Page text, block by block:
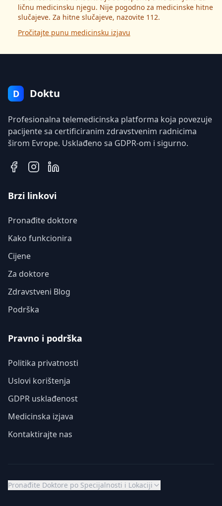
ličnu medicinsku njegu. Nije pogodno za medicinske hitne
slučajeve. Za hitne slučajeve, nazovite 112.
Pročitajte punu medicinsku izjavu
D Doktu
Profesionalna telemedicinska platforma koja povezuje
pacijente sa certificiranim zdravstvenim radnicima
širom Evrope. Usklađeno sa GDPR-om i sigurno.
Brzi linkovi
Pronađite doktore
Kako funkcionira
Cijene
Za doktore
Zdravstveni Blog
Podrška
Pravno i podrška
Politika privatnosti
Uslovi korištenja
GDPR usklađenost
Medicinska izjava
Kontaktirajte nas
Pronađite Doktore po Specijalnosti i Lokaciji